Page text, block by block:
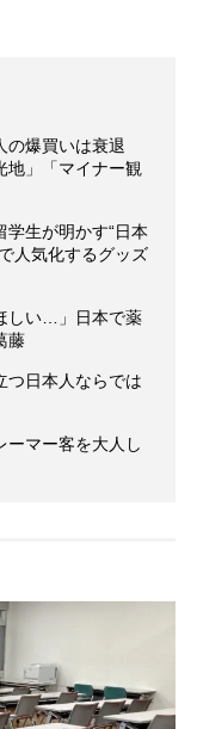
の爆買いは衰退
」「マイナー観
学生が明かす“日本
人気化するグッズ
しい…」日本で薬
藤
日本人ならでは
ーマー客を大人し